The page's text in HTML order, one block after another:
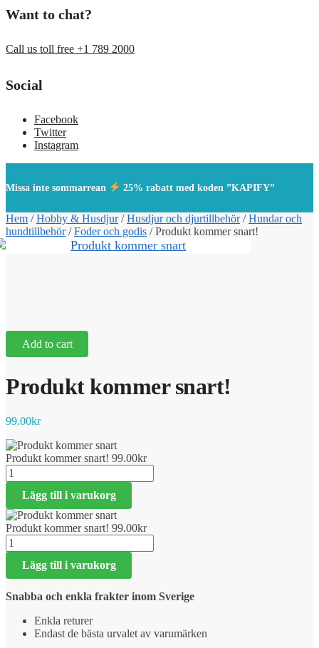
Want to chat?
Call us toll free +1 789 2000
Social
Facebook
Twitter
Instagram
Missa inte sommarrean 25% rabatt med koden ”KAPIFY”
Hem /Hobby & Husdjur/Husdjur och djurtillbehör/Hundar och
hundtillbehör/Foder och godis /Produkt kommer snart!
Add to cart
Produkt kommer snart!
99.00kr
Produkt kommer snart! 99.00kr
Produkt
kommer
snart!
mängd
Lägg till i varukorg
Produkt kommer snart! 99.00kr
Produkt
kommer
snart!
mängd
Lägg till i varukorg
Snabba och enkla frakter inom Sverige
Enkla returer
Endast de bästa urvalet av varumärken